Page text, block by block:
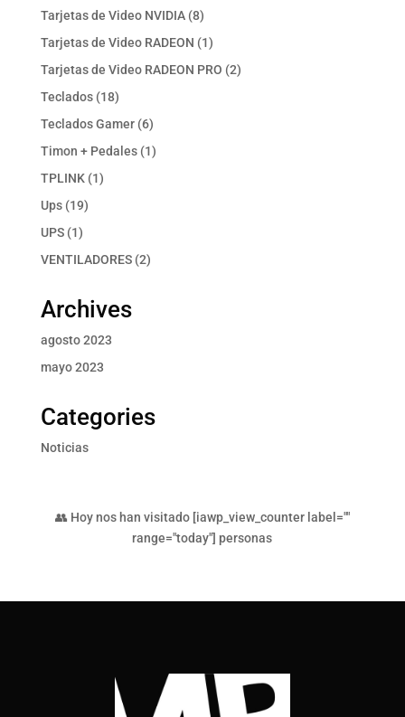
productos
Tarjetas de Video NVIDIA 88
productos
Tarjetas de Video RADEON 11
producto
Tarjetas de Video RADEON PRO 22
Teclados 1818
productos
Teclados Gamer 66
productos
Timon + Pedales 11
TPLINK 11
Ups 1919
UPS 11
producto
VENTILADORES 22
Archives
agosto 2023
mayo 2023
Categories
Noticias
👥 Hoy nos han visitado [iawp_view_counter label=""
range="today"] personas